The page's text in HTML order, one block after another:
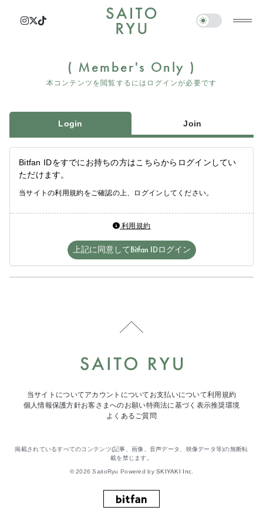
Member's Only
本コンテンツを閲覧するにはログインが必要です
Login Join
Bitfan IDをすでにお持ちの方はこちらからログインしてい
ただけます。
当サイトの利用規約をご確認の上、ログインしてください。
利用規約
上記に同意してBitfan IDログイン
当サイトについてアカウントについて お支払いについて利用規約
個人情報保護方針お客さまへのお願い特商法に基づく表示推奨環境
よくあるご質問
掲載されているすべてのコンテンツ(記事、画像、音声データ、映像データ等)の無断転
載を禁じます。
© 2026 SaitoRyu Powered bySKIYAKI Inc.